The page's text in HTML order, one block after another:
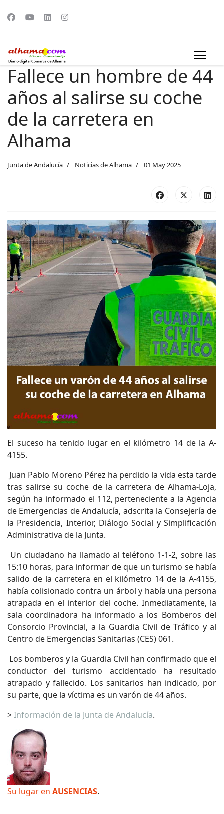
Fallece un hombre de 44
años al salirse su coche
de la carretera en
Alhama
Junta de Andalucía Noticias de Alhama 01 May 2025
El suceso ha tenido lugar en el kilómetro 14 de la A-
4155.
Juan Pablo Moreno Pérez ha perdido la vida esta tarde
tras salirse su coche de la carretera de Alhama-Loja,
según ha informado el 112, perteneciente a la Agencia
de Emergencias de Andalucía, adscrita la Consejería de
la Presidencia, Interior, Diálogo Social y Simplificación
Administrativa de la Junta.
Un ciudadano ha llamado al teléfono 1-1-2, sobre las
15:10 horas, para informar de que un turismo se había
salido de la carretera en el kilómetro 14 de la A-4155,
había colisionado contra un árbol y había una persona
atrapada en el interior del coche. Inmediatamente, la
sala coordinadora ha informado a los Bomberos del
Consorcio Provincial, a la Guardia Civil de Tráfico y al
Centro de Emergencias Sanitarias (CES) 061.
Los bomberos y la Guardia Civil han confirmado que el
conductor del turismo accidentado ha resultado
atrapado y fallecido. Los sanitarios han indicado, por
su parte, que la víctima es un varón de 44 años.
>Información de la Junta de Andalucía.
Su lugar en AUSENCIAS.